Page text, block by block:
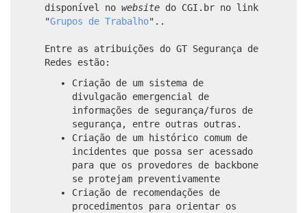
disponível no website do CGI.br no link
"Grupos de Trabalho"..
Entre as atribuições do GT Segurança de
Redes estão:
Criação de um sistema de
divulgacão emergencial de
informações de segurança/furos de
segurança, entre outras outras.
Criação de um histórico comum de
incidentes que possa ser acessado
para que os provedores de backbone
se protejam preventivamente
Criação de recomendações de
procedimentos para orientar os